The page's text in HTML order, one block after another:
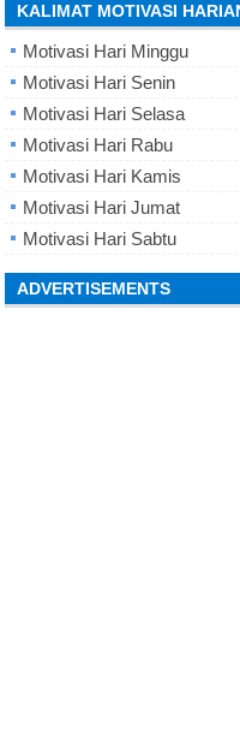
KALIMAT MOTIVASI
Motivasi Hari Minggu
Motivasi Hari Senin
Motivasi Hari Selasa
Motivasi Hari Rabu
Motivasi Hari Kamis
Motivasi Hari Jumat
Motivasi Hari Sabtu
ADVERTISEMENTS